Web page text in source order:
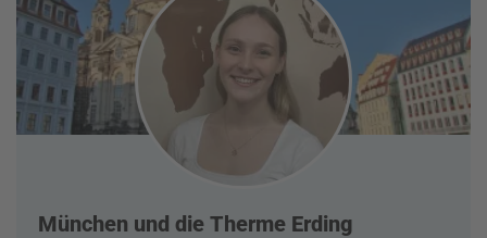
München und die Therme Erding